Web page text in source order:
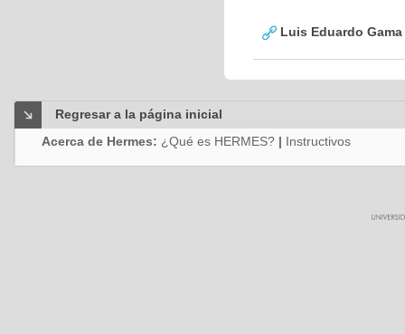
Luis Eduardo
Regresar a la página inicial
Acerca de Hermes: ¿Qué es HERMES? | Instructivos